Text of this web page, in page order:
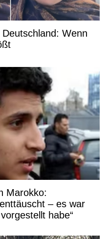
Wenn
Marokko:
– es war
habe“